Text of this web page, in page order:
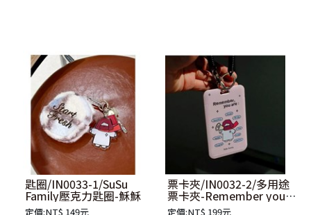
匙圈/IN0033-1/SuSu
Family壓克力匙圈-穌穌
定價:NT$ 149元
票卡夾/IN0032-2/多用途
票卡夾-Remember you
are(粉)
定價:NT$ 199元